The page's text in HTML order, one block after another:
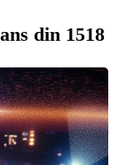
din 1518